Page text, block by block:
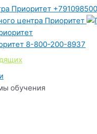
8-800-200-8937
обучения